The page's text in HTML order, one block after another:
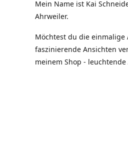
Mein Name ist Kai
Ahrweiler.
Möchtest du die einmalige
faszinierende Ansichten
meinem Shop -